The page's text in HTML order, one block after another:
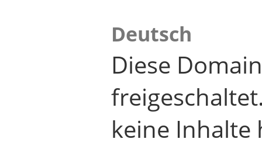
Deutsch
Diese
keine Inhalte